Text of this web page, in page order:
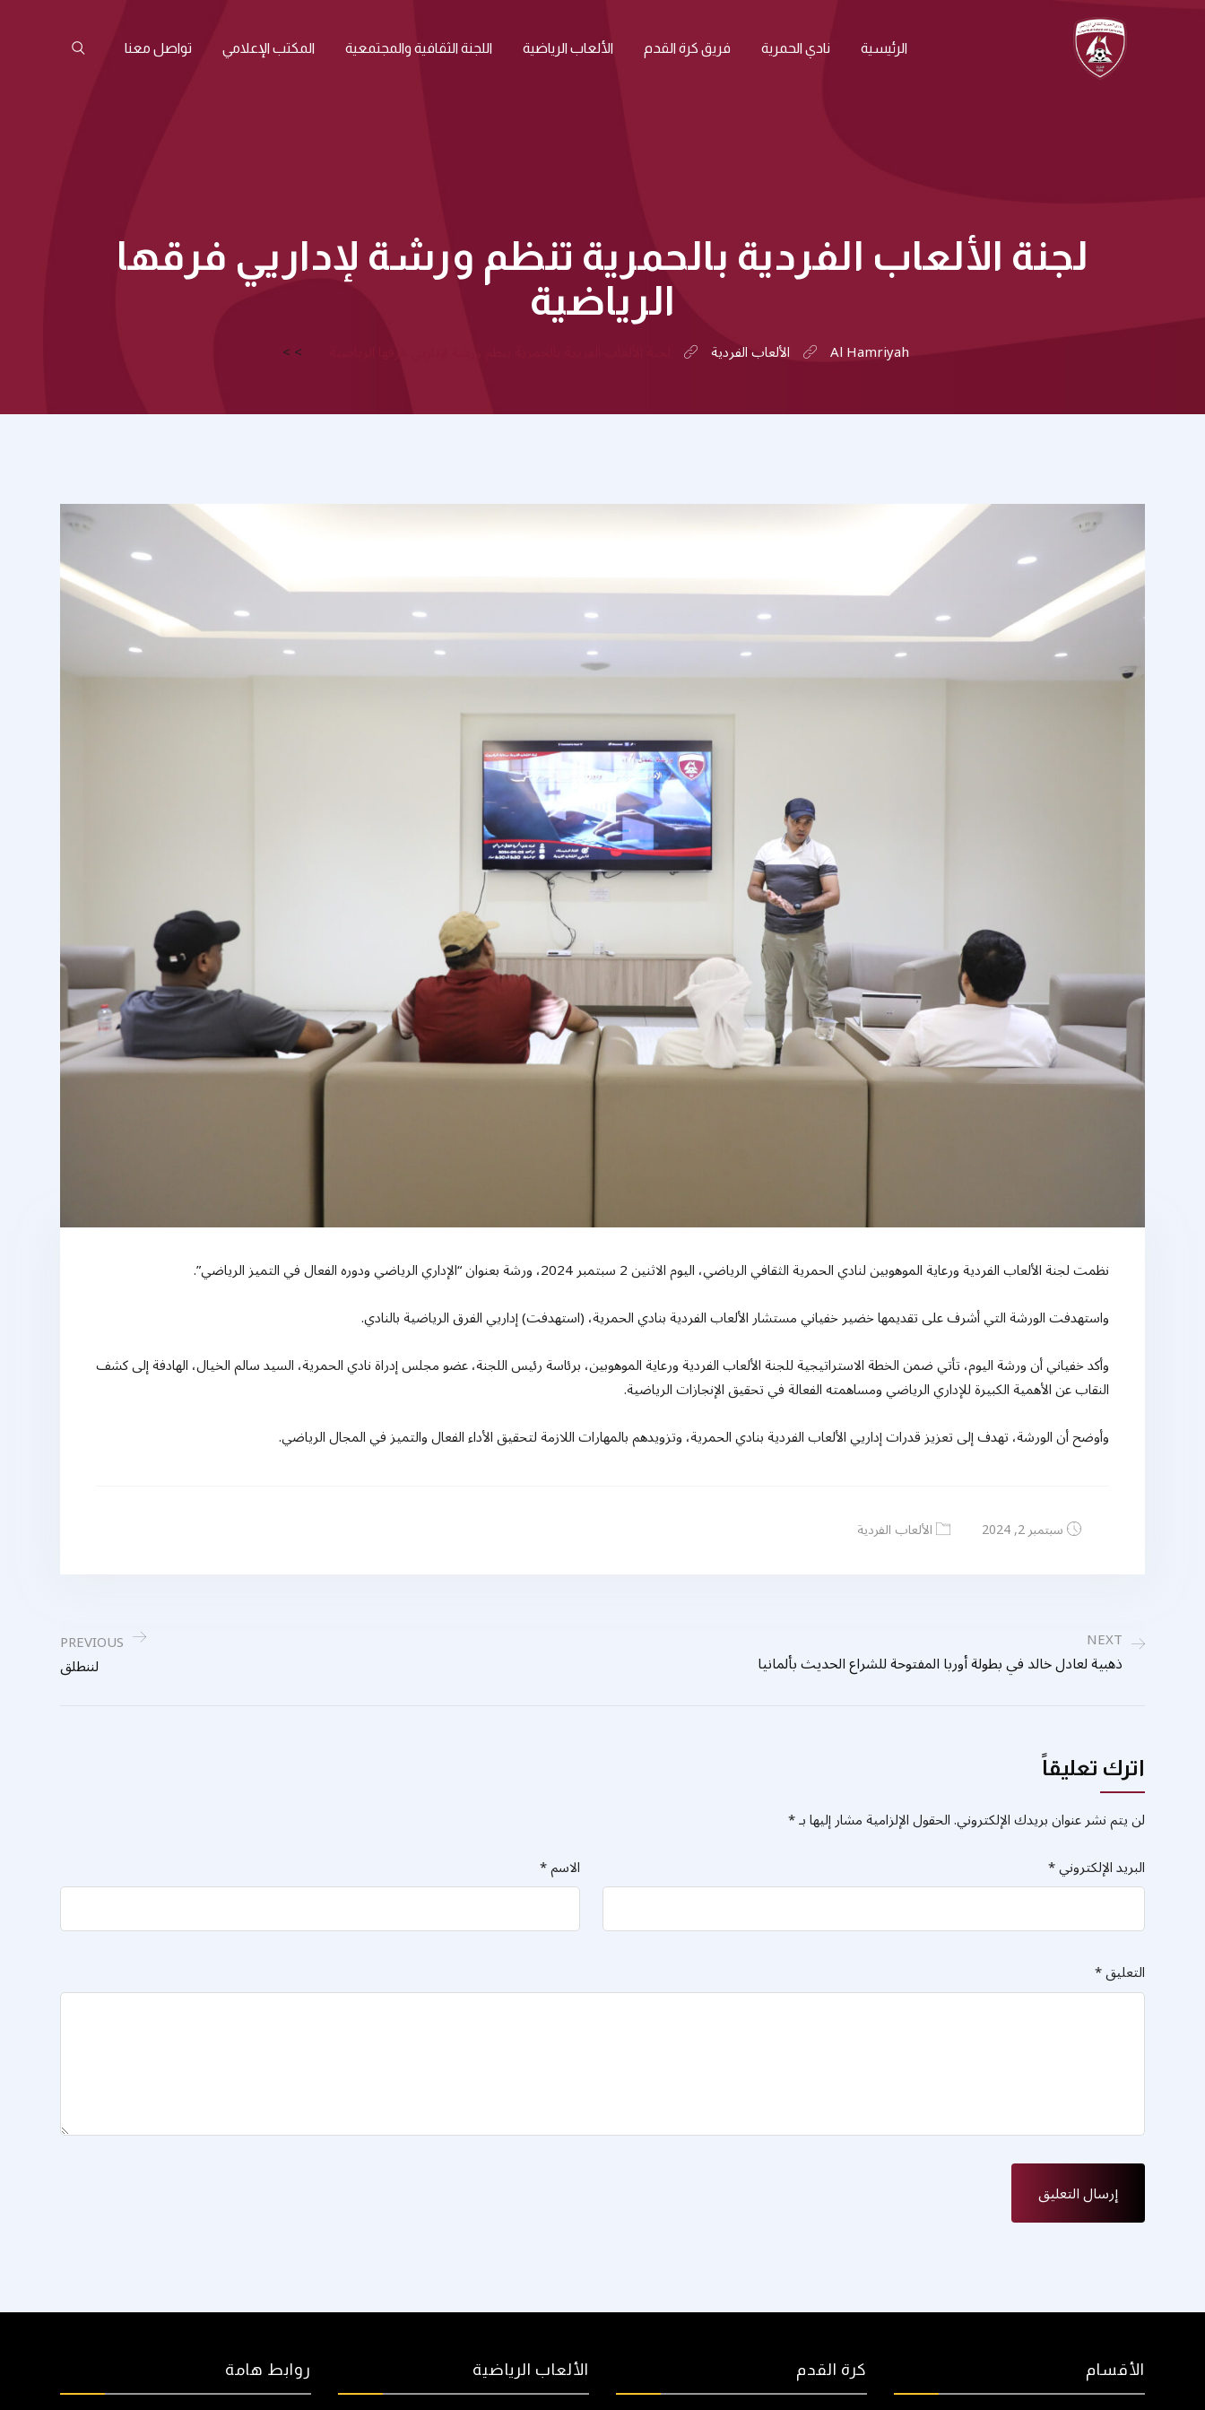
الرئيسية نادي الحمرية فريق كرة القدم الألعاب الرياضية اللجنة الثقافية والمجتمعية المكتب الإعلامي تواصل معنا
لجنة الألعاب الفردية بالحمرية تنظم ورشة لإداريي فرقها
الرياضية
Al Hamriyah
> الألعاب الفردية >
نظمت لجنة الألعاب الفردية ورعاية الموهوبين لنادي الحمرية الثقافي الرياضي، اليوم الاثنين 2 سبتمبر 2024، ورشة بعنوان “الإداري الرياضي ودوره الفعال في التميز الرياضي”.
واستهدفت الورشة التي أشرف على تقديمها خضير خفياني مستشار الألعاب الفردية بنادي الحمرية، (استهدفت) إداريي الفرق الرياضية بالنادي.
وأكد خفياني أن ورشة اليوم، تأتي ضمن الخطة الاستراتيجية للجنة الألعاب الفردية ورعاية الموهوبين، برئاسة رئيس اللجنة، عضو مجلس إدراة نادي الحمرية، السيد سالم الخيال، الهادفة إلى كشف
النقاب عن الأهمية الكبيرة للإداري الرياضي ومساهمته الفعالة في تحقيق الإنجازات الرياضية.
وأوضح أن الورشة، تهدف إلى تعزيز قدرات إداريي الألعاب الفردية بنادي الحمرية، وتزويدهم بالمهارات اللازمة لتحقيق الأداء الفعال والتميز في المجال الرياضي.
سبتمبر 2, 2024 الألعاب الفردية
PREVIOUS
لننطلق
NEXT
ذهبية لعادل خالد في بطولة أوربا المفتوحة للشراع الحديث بألمانيا
اترك تعليقاً
لن يتم نشر عنوان بريدك الإلكتروني.الحقول الإلزامية مشار إليها بـ*
الاسم* البريد الإلكتروني*
التعليق*
الأقسام كرة القدم الألعاب الرياضية روابط هامة